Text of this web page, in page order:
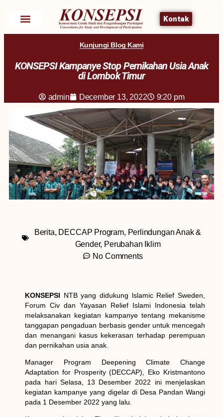
Kontak
Kunjungi Blog Kami
KONSEPSI Kampanye Stop Pernikahan Usia Anak
di Lombok Timur
admin December 13, 2022 9:20 pm
Berita, DECCAP Program, Perlindungan Anak &
Gender, Perubahan Iklim
No Comments
KONSEPSI NTB yang didukung lslamic Relief Sweden,
Forum Civ dan Yayasan Relief Islami Indonesia telah
melaksanakan kegiatan kampanye tentang mekanisme
tanggapan pengaduan berbasis gender untuk mencegah
dan menangani kasus kekerasan terhadap perempuan
dan pernikahan usia anak.
Manager Program Deepening Climate Change
Adaptation for Prosperity (DECCAP), Eko Kristmantono
pada hari Selasa, 13 Desember 2022 ini menjelaskan
kegiatan kampanye yang digelar di Desa Pandan Wangi
pada 1 Desember 2022 yang lalu.